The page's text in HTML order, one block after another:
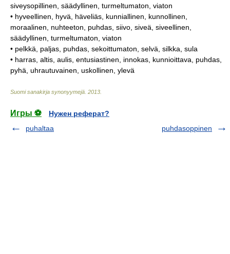
siveysopillinen, säädyllinen, turmeltumaton, viaton
• hyveellinen, hyvä, häveliäs, kunniallinen, kunnollinen,
moraalinen, nuhteeton, puhdas, siivo, siveä, siveellinen,
säädyllinen, turmeltumaton, viaton
• pelkkä, paljas, puhdas, sekoittumaton, selvä, silkka, sula
• harras, altis, aulis, entusiastinen, innokas, kunnioittava, puhdas,
pyhä, uhrautuvainen, uskollinen, ylevä
Suomi sanakirja synonyymejä 2013
Игры ⚽
Нужен реферат?
puhaltaa
puhdasoppinen